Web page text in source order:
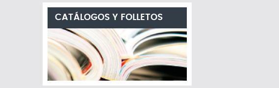
CATÁLOGOS Y FOLLETOS